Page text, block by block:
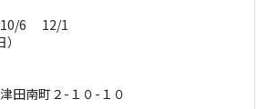
6 12/1
田南町２-１０-１０